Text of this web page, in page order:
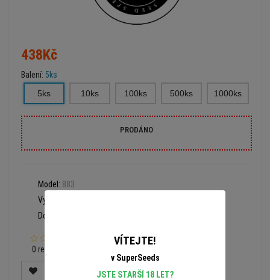
438Kč
Balení: 5ks
5ks
10ks 100ks 500ks 1000ks
PRODÁNO
Model: 883
Výrobce:
Dostupnost:
0 recenzí
VÍTEJTE!
v SuperSeeds
JSTE STARŠÍ 18 LET?